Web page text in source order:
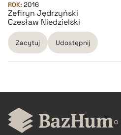
BIBTEX
pobierz cytat
ROK: 2016
Zefiryn Jędrzyński
Czesław Niedzielski
Zacytuj Udostępnij
CZYSTY TEKST
pobierz cytat o